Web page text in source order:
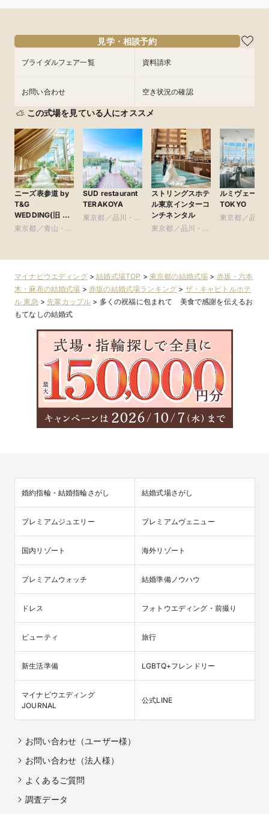
見学・相談予約
ブライダルフェア一覧 資料請求
お問い合わせ 空き状況の確認
この式場を見ている人にオススメ
ニーズ表参道 by
T&G
WEDDING(旧 表
参道TERRACE)
東京都／青山・表
SUD restaurant
TERAKOYA
東京都／品川・目
ストリングスホテ
ル東京インターコ
ンチネンタル
東京都／品川・目
ルミヴェール
TOKYO
東京都／品川
マイナビウエディング>結婚式場TOP > 東京都の結婚式場 > 赤坂・六本
木・麻布の結婚式場 >赤坂の結婚式場ランキング > ザ・キャピトルホテ
ル 東急 > 先輩カップル > 多くの祝福に包まれて 美食で感謝を伝えるお
もてなしの結婚式
婚約指輪・結婚指輪さがし 結婚式場さがし
プレミアムジュエリー プレミアムヴェニュー
国内リゾート 海外リゾート
プレミアムウォッチ 結婚準備ノウハウ
ドレス フォトウエディング・前撮り
ビューティ 旅行
新生活準備 LGBTQ+フレンドリー
マイナビウエディング
JOURNAL
公式LINE
お問い合わせ（ユーザー様）
お問い合わせ（法人様）
よくあるご質問
調査データ